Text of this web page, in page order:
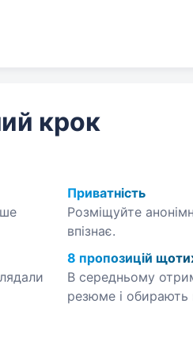
крок
Приватність
Розміщуйте
впізнає.
8 пропозицій
В середньому
резюме і обирають